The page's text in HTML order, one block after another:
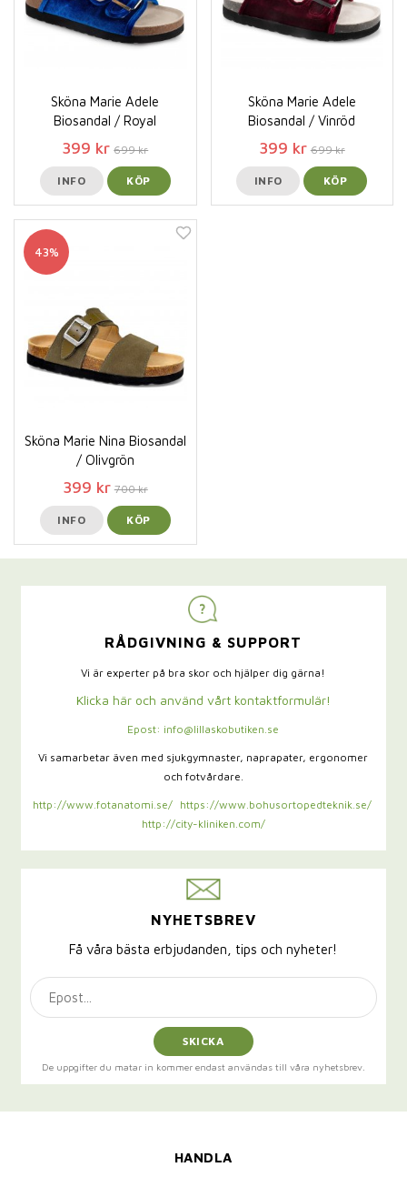
Sköna Marie Adele
Biosandal / Royal
399 kr 699 kr
INFO KÖP
Sköna Marie Adele
Biosandal / Vinröd
399 kr 699 kr
INFO KÖP
43%
Sköna Marie Nina Biosandal
/ Olivgrön
399 kr 700 kr
INFO KÖP
RÅDGIVNING & SUPPORT
Vi är experter på bra skor och hjälper dig gärna!
Klicka här och använd vårt kontaktformulär!
Epost: info@lillaskobutiken.se
Vi samarbetar även med sjukgymnaster, naprapater, ergonomer
och fotvårdare.
http://www.fotanatomi.se/
https://www.bohusortopedteknik.se/
http://city-kliniken.com/
NYHETSBREV
Få våra bästa erbjudanden, tips och nyheter!
SKICKA
De uppgifter du matar in kommer endast användas till våra nyhetsbrev.
HANDLA